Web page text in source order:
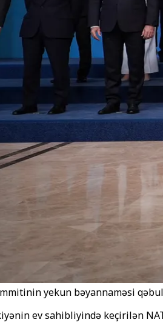
yekun bəyannaməsi
ev sahibliyində keçirilən